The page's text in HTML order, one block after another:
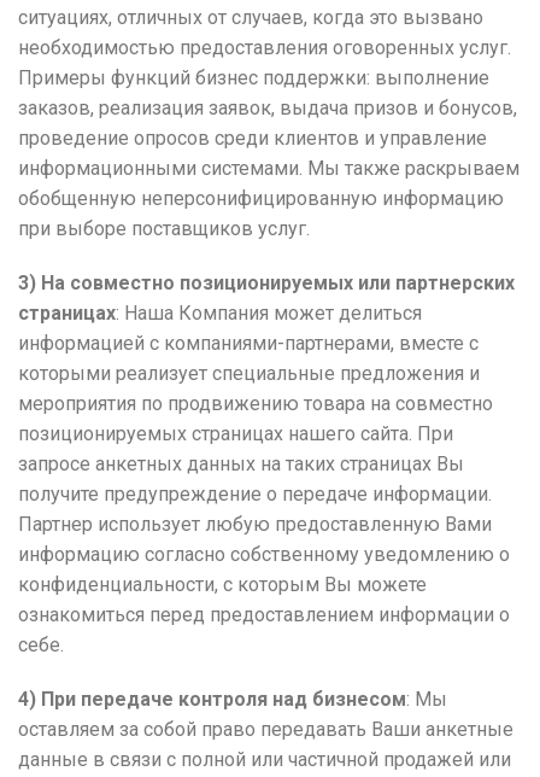
ситуациях, отличных от случаев, когда это вызвано
необходимостью предоставления оговоренных услуг.
Примеры функций бизнес поддержки: выполнение
заказов, реализация заявок, выдача призов и бонусов,
проведение опросов среди клиентов и управление
информационными системами. Мы также раскрываем
обобщенную неперсонифицированную информацию
при выборе поставщиков услуг.
3) На совместно позиционируемых или партнерских
страницах: Наша Компания может делиться
информацией с компаниями-партнерами, вместе с
которыми реализует специальные предложения и
мероприятия по продвижению товара на совместно
позиционируемых страницах нашего сайта. При
запросе анкетных данных на таких страницах Вы
получите предупреждение о передаче информации.
Партнер использует любую предоставленную Вами
информацию согласно собственному уведомлению о
конфиденциальности, с которым Вы можете
ознакомиться перед предоставлением информации о
себе.
4) При передаче контроля над бизнесом: Мы
оставляем за собой право передавать Ваши анкетные
данные в связи с полной или частичной продажей или